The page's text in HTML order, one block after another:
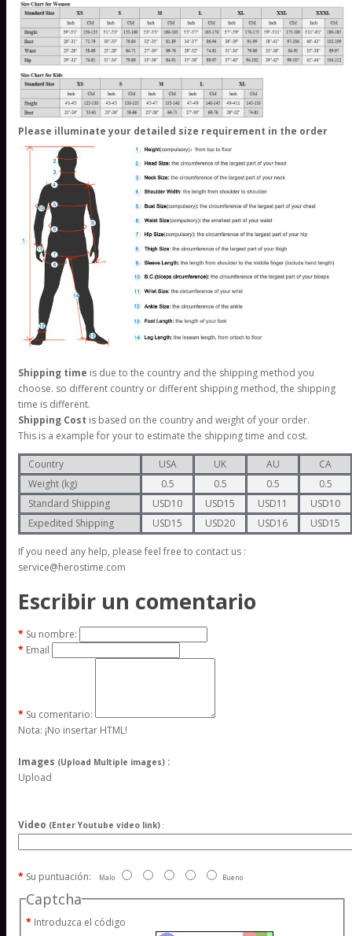
Please illuminate your detailed size requirement in the order
Shipping time is due to the country and the shipping method you
choose. so different country or different shipping method, the shipping
time is different.
Shipping Cost is based on the country and weight of your order.
This is a example for your to estimate the shipping time and cost.
Country USA UK AU
CA
Weight (kg)
0.5 0.5 0.5
0.5
Standard Shipping
USD10 USD15 USD11
USD10
Expedited Shipping
USD15 USD20 USD16 USD15
If you need any help, please feel free to contact us :
service@herostime.com
Escribir un comentario
Su nombre:
Email
Su comentario:
Nota: ¡No insertar HTML!
Images (Upload Multiple images) :
Upload
Video (Enter Youtube video link) :
Su puntuación: Malo Bueno
Captcha
Introduzca el código